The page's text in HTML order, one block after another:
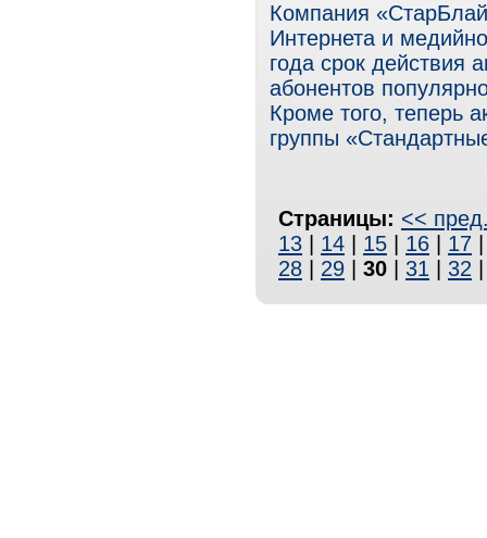
Компания
Интернета и
года срок действия
абонентов
Кроме того, теперь
группы
Страницы: <<
13
14 15 16 17
28
29 30 31 32